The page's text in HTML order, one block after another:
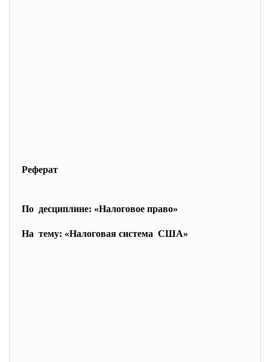
Реферат
По десциплине: «Налоговое право»
На тему: «Налоговая система США»